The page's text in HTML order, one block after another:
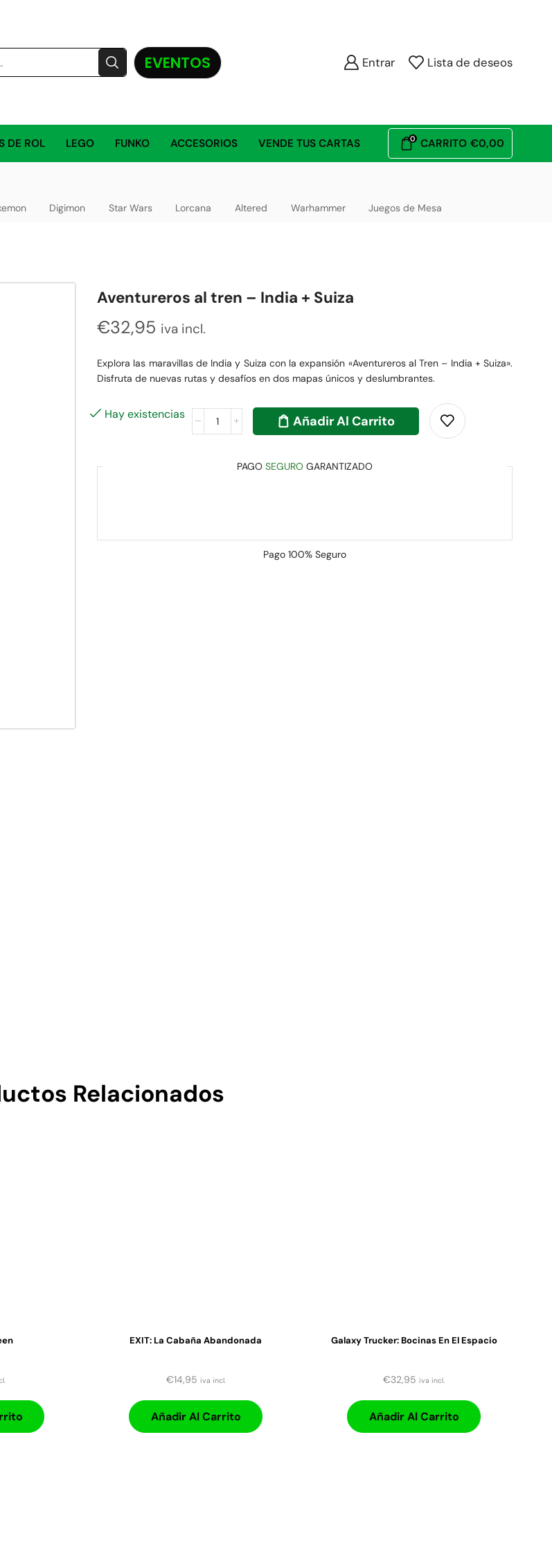
EVENTOS Entrar Lista de deseos
DE ROL LEGO FUNKO ACCESORIOS VENDE TUS CARTAS 0 CARRITO €0,00
Digimon Star Wars Lorcana Altered Warhammer Juegos de Mesa
Aventureros al tren – India + Suiza
€32,95 iva incl.
Explora las maravillas de India y Suiza con la expansión «Aventureros al Tren – India + Suiza».
Disfruta de nuevas rutas y desafíos en dos mapas únicos y deslumbrantes.
Hay existencias Añadir Al Carrito
PAGO SEGURO GARANTIZADO
Pago 100% Seguro
Relacionados
EXIT: La Cabaña Abandonada
€14,95 iva incl.
Añadir Al Carrito
Galaxy Trucker: Bocinas En El Espacio
€32,95 iva incl.
Añadir Al Carrito